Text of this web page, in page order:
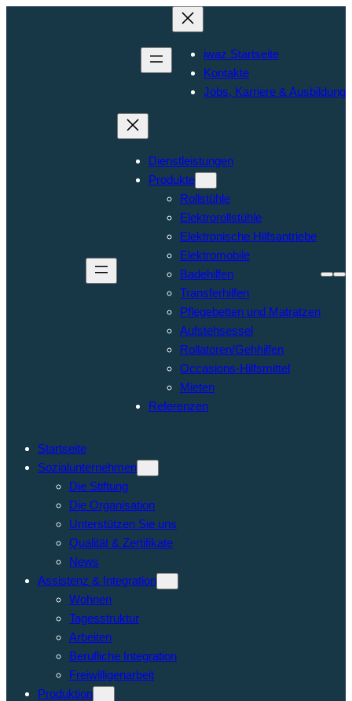
iwaz Startseite
Kontakte
Jobs, Karriere & Ausbildung
Dienstleistungen
Produkte
Rollstühle
Elektrorollstühle
Elektronische Hilfsantriebe
Elektromobile
Badehilfen
Transferhilfen
Pflegebetten und Matratzen
Aufstehsessel
Rollatoren/Gehhilfen
Occasions-Hilfsmittel
Mieten
Referenzen
Startseite
Sozialunternehmen
Die Stiftung
Die Organisation
Unterstützen Sie uns
Qualität & Zertifikate
News
Assistenz & Integration
Wohnen
Tagesstruktur
Arbeiten
Berufliche Integration
Freiwilligenarbeit
Produktion